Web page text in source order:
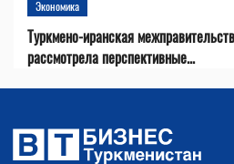
Экономика
Туркмено-иранская
рассмотрела перспективные...